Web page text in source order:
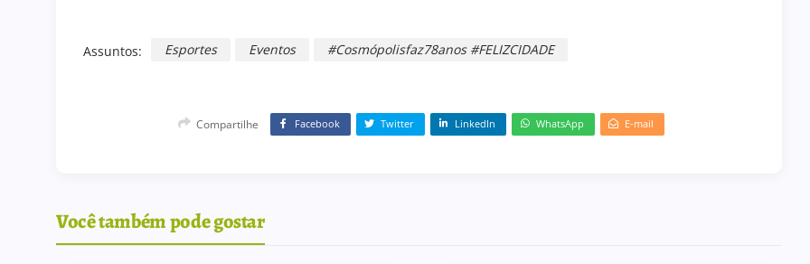
Assuntos: Esportes Eventos #Cosmópolisfaz78anos #FELIZCIDADE
Compartilhe Facebook Twitter LinkedIn WhatsApp E-mail
Você também pode gostar